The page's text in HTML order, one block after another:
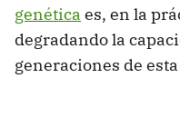
genética es, en la
degradando la
generaciones de